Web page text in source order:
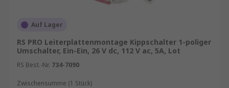
Auf Lager
RS PRO Leiterplattenmontage Kippschalter 1-poliger
Umschalter, Ein-Ein, 26 V dc, 112 V ac, 5A, Lot
RS Best.-Nr. 734-7090
Zwischensumme (1 Stück)